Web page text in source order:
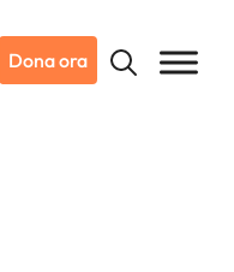
Dona ora